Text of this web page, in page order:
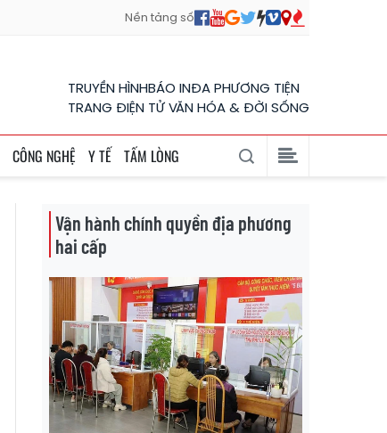
Nền tảng số
TRUYỀN HÌNHBÁO INĐA PHƯƠNG TIỆN
TRANG ĐIỆN TỬ VĂN HÓA & ĐỜI SỐNG
CÔNG NGHỆ Y TẾ TẤM LÒNG
Vận hành chính quyền địa phương
hai cấp